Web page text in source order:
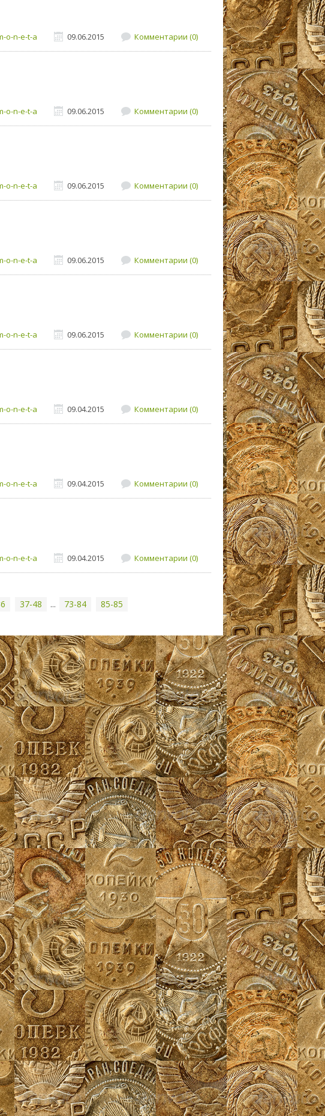
o-n-e-t-a 09.06.2015 Комментарии (0)
o-n-e-t-a 09.06.2015 Комментарии (0)
o-n-e-t-a 09.06.2015 Комментарии (0)
o-n-e-t-a 09.06.2015 Комментарии (0)
o-n-e-t-a 09.06.2015 Комментарии (0)
o-n-e-t-a 09.04.2015 Комментарии (0)
o-n-e-t-a 09.04.2015 Комментарии (0)
o-n-e-t-a 09.04.2015 Комментарии (0)
37-48 ... 73-84 85-85